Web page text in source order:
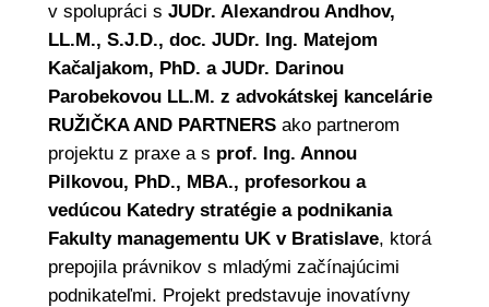
v spolupráci s JUDr. Alexandrou Andhov,
LL.M., S.J.D., doc. JUDr. Ing. Matejom
Kačaljakom, PhD. a JUDr. Darinou
Parobekovou LL.M. z advokátskej kancelárie
RUŽIČKA AND PARTNERS ako partnerom
projektu z praxe a s prof. Ing. Annou
Pilkovou, PhD., MBA., profesorkou a
vedúcou Katedry stratégie a podnikania
Fakulty managementu UK v Bratislave, ktorá
prepojila právnikov s mladými začínajúcimi
podnikateľmi. Projekt predstavuje inovatívny